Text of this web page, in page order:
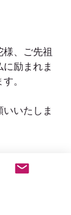
様、ご先祖
励まれま
。
いたしま